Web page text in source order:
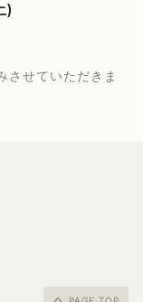
)
させていただきま